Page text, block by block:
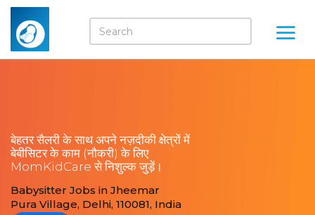
बेहतर सैलरी के साथ अपने नज़दीकी क्षेत्रों में
बेबीसिटर के काम (नौकरी) के लिए
MomKidCare से निशुल्क जुड़ें।
Babysitter Jobs in Jheemar
Pura Village, Delhi, 110081, India